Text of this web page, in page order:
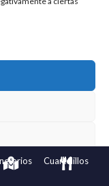
 
Cuartelillos